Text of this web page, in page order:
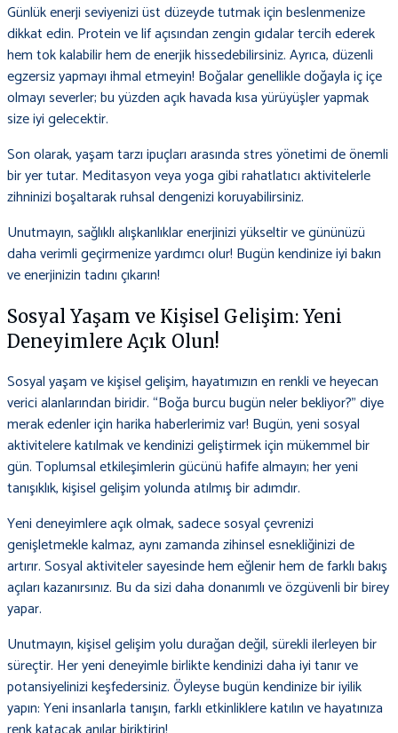
Günlük enerji seviyenizi üst düzeyde tutmak için beslenmenize
dikkat edin. Protein ve lif açısından zengin gıdalar tercih ederek
hem tok kalabilir hem de enerjik hissedebilirsiniz. Ayrıca, düzenli
egzersiz yapmayı ihmal etmeyin! Boğalar genellikle doğayla iç içe
olmayı severler; bu yüzden açık havada kısa yürüyüşler yapmak
size iyi gelecektir.
Son olarak, yaşam tarzı ipuçları arasında stres yönetimi de önemli
bir yer tutar. Meditasyon veya yoga gibi rahatlatıcı aktivitelerle
zihninizi boşaltarak ruhsal dengenizi koruyabilirsiniz.
Unutmayın, sağlıklı alışkanlıklar enerjinizi yükseltir ve gününüzü
daha verimli geçirmenize yardımcı olur! Bugün kendinize iyi bakın
ve enerjinizin tadını çıkarın!
Sosyal Yaşam ve Kişisel Gelişim: Yeni
Deneyimlere Açık Olun!
Sosyal yaşam ve kişisel gelişim, hayatımızın en renkli ve heyecan
verici alanlarından biridir. “Boğa burcu bugün neler bekliyor?” diye
merak edenler için harika haberlerimiz var! Bugün, yeni sosyal
aktivitelere katılmak ve kendinizi geliştirmek için mükemmel bir
gün. Toplumsal etkileşimlerin gücünü hafife almayın; her yeni
tanışıklık, kişisel gelişim yolunda atılmış bir adımdır.
Yeni deneyimlere açık olmak, sadece sosyal çevrenizi
genişletmekle kalmaz, aynı zamanda zihinsel esnekliğinizi de
artırır. Sosyal aktiviteler sayesinde hem eğlenir hem de farklı bakış
açıları kazanırsınız. Bu da sizi daha donanımlı ve özgüvenli bir birey
yapar.
Unutmayın, kişisel gelişim yolu durağan değil, sürekli ilerleyen bir
süreçtir. Her yeni deneyimle birlikte kendinizi daha iyi tanır ve
potansiyelinizi keşfedersiniz. Öyleyse bugün kendinize bir iyilik
yapın: Yeni insanlarla tanışın, farklı etkinliklere katılın ve hayatınıza